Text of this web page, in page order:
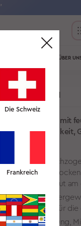
ÜBER
HYALURON
angereichert mit
Hautfeuchtigkeit,
der Reinigung.
und beugt
wenn die Haut
genug selbst für
Verringert Reibung,
Die Schweiz
Frankreich